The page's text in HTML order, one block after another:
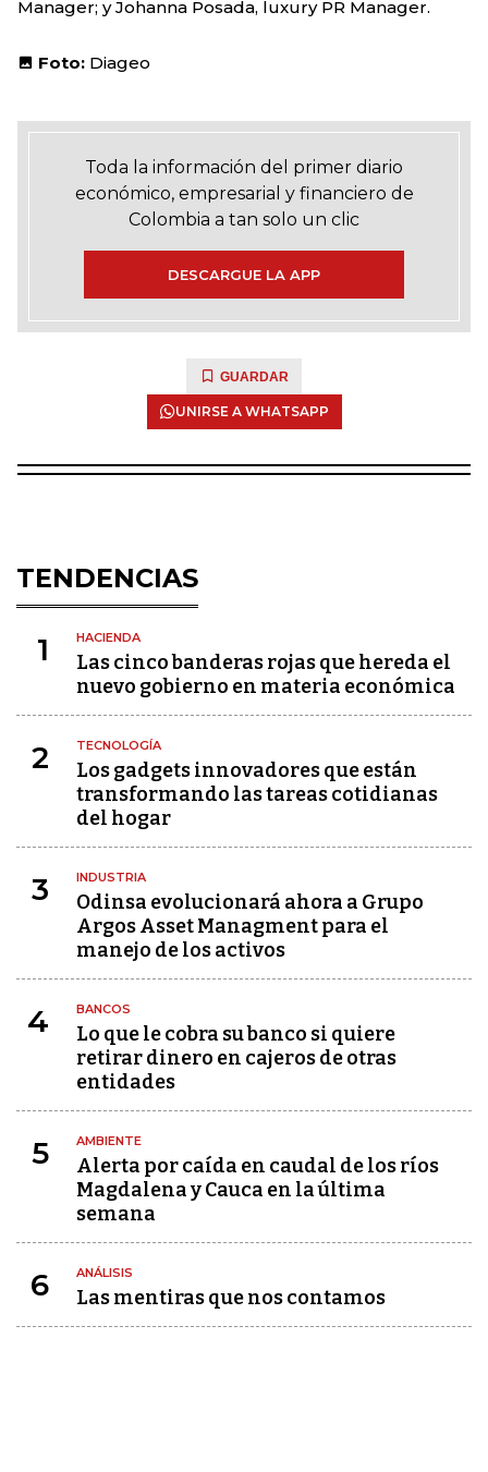
Manager; y Johanna Posada, luxury PR Manager.
Foto: Diageo
Toda la información del primer diario
económico, empresarial y financiero de
Colombia a tan solo un clic
DESCARGUE LA APP
GUARDAR
UNIRSE A WHATSAPP
TENDENCIAS
1 HACIENDA
Las cinco banderas rojas que hereda el
nuevo gobierno en materia económica
2 TECNOLOGÍA
Los gadgets innovadores que están
transformando las tareas cotidianas
del hogar
3 INDUSTRIA
Odinsa evolucionará ahora a Grupo
Argos Asset Managment para el
manejo de los activos
4 BANCOS
Lo que le cobra su banco si quiere
retirar dinero en cajeros de otras
entidades
5 AMBIENTE
Alerta por caída en caudal de los ríos
Magdalena y Cauca en la última
semana
6 ANÁLISIS
Las mentiras que nos contamos